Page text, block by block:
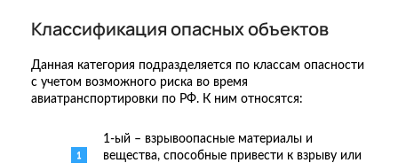
Классификация опасных объектов
Данная категория подразделяется по классам опасности
с учетом возможного риска во время
авиатранспортировки по РФ. К ним относятся:
1-ый – взрывоопасные материалы и
вещества, способные привести к взрыву или